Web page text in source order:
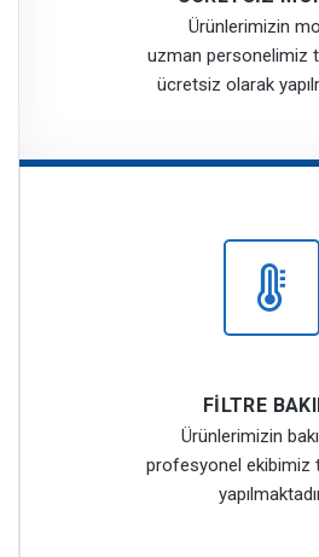
Ürünlerimizin
uzman personelimiz
ücretsiz olarak
FİLTRE
Ürünlerimizin
profesyonel ekibimiz